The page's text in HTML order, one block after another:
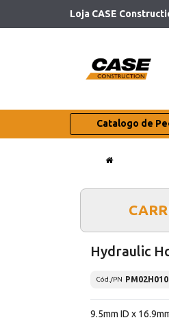
Loja CASE
Catalogo de
Hydraulic
Cód./PN
9.5mm ID x